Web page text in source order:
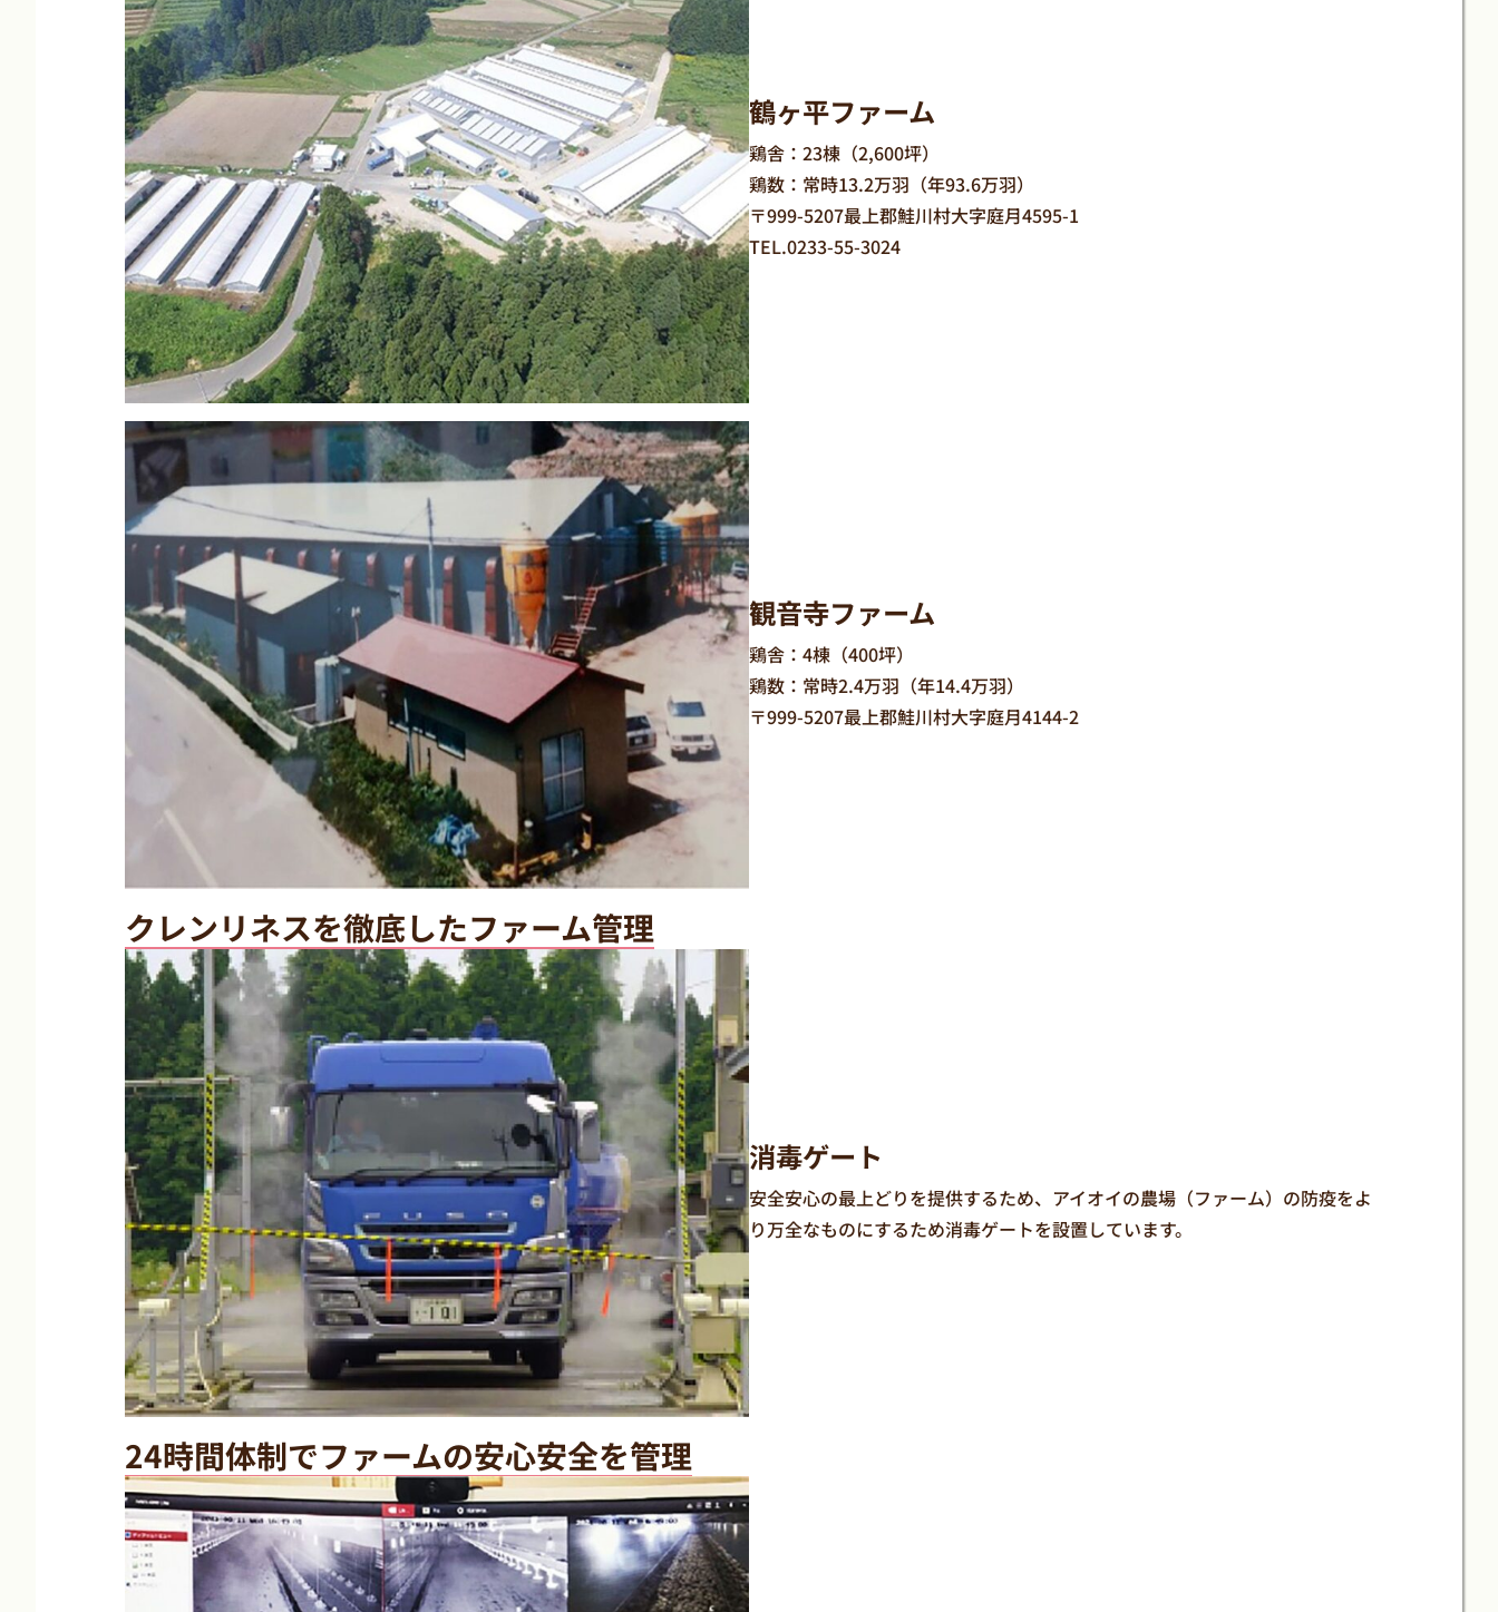
鶴ヶ平ファーム
鶏舎：23棟（2,600坪）
鶏数：常時13.2万羽（年93.6万羽）
〒999-5207最上郡鮭川村大字庭月4595-1
TEL.0233-55-3024
観音寺ファーム
鶏舎：4棟（400坪）
鶏数：常時2.4万羽（年14.4万羽）
〒999-5207最上郡鮭川村大字庭月4144-2
クレンリネスを徹底したファーム管理
消毒ゲート
安全安心の最上どりを提供するため、アイオイの農場（ファーム）の防疫をよ
り万全なものにするため消毒ゲートを設置しています。
24時間体制でファームの安心安全を管理